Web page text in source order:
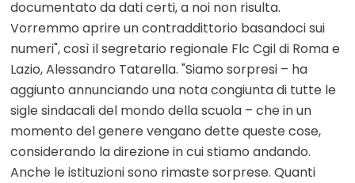
documentato da dati certi, a noi non risulta.
Vorremmo aprire un contraddittorio basandoci sui
numeri", così il segretario regionale Flc Cgil di Roma e
Lazio, Alessandro Tatarella. "Siamo sorpresi – ha
aggiunto annunciando una nota congiunta di tutte le
sigle sindacali del mondo della scuola – che in un
momento del genere vengano dette queste cose,
considerando la direzione in cui stiamo andando.
Anche le istituzioni sono rimaste sorprese. Quanti